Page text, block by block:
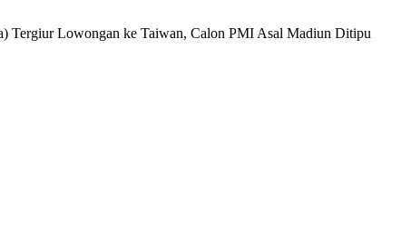
Tergiur Lowongan ke Taiwan, Calon PMI Asal Madiun Ditipu